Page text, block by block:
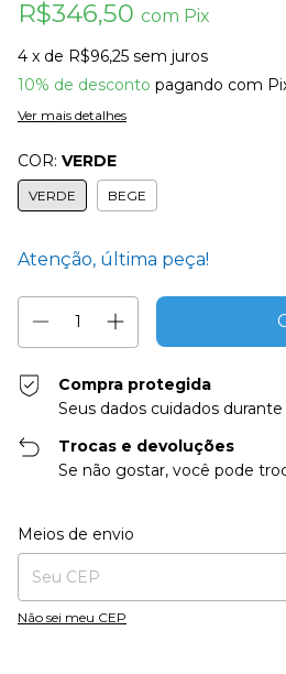
R$346,50 com Pix
4 x de R$96,25 sem juros
10% de desconto pagando com
Ver mais detalhes
COR: VERDE
VERDE BEGE
Atenção, última peça!
Compra protegida
Seus dados cuidados
Trocas e devoluções
Se não gostar, você pode
Entregas para o CEP:
Meios de envio
Não sei meu CEP